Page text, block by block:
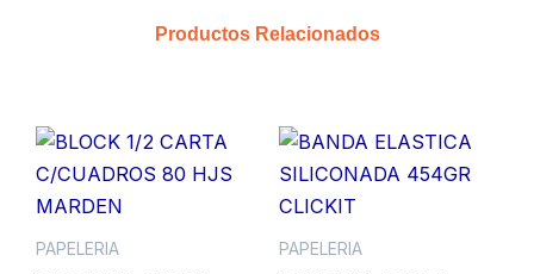
Productos Relacionados
PAPELERIA PAPELERIA